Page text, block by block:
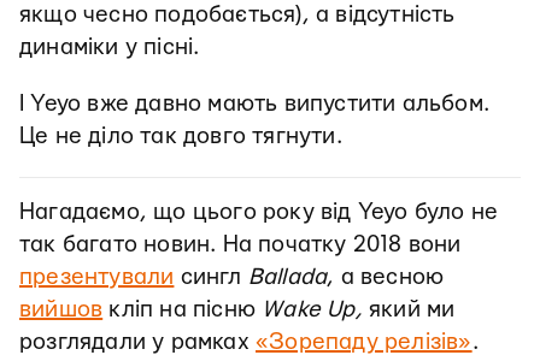
якщо чесно подобається), а відсутність
динаміки у пісні.
І Yeyo вже давно мають випустити альбом.
Це не діло так довго тягнути.
Нагадаємо, що цього року від Yeyo було не
так багато новин. На початку 2018 вони
презентували сингл Ballada, а весною
вийшов кліп на пісню Wake Up,який ми
розглядали у рамках «Зорепаду релізів».